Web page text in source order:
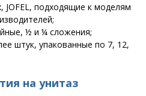
JOFEL, подходящие к моделям
½ и ¼ сложения;
штук, упакованные по 7, 12,
на унитаз